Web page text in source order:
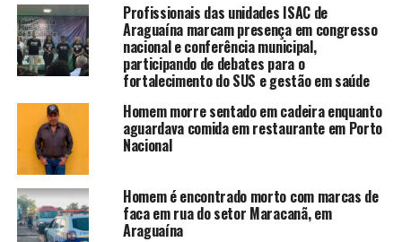
Profissionais das unidades ISAC de
Araguaína marcam presença em congresso
nacional e conferência municipal,
participando de debates para o
fortalecimento do SUS e gestão em saúde
Homem morre sentado em cadeira enquanto
aguardava comida em restaurante em Porto
Nacional
Homem é encontrado morto com marcas de
faca em rua do setor Maracanã, em
Araguaína